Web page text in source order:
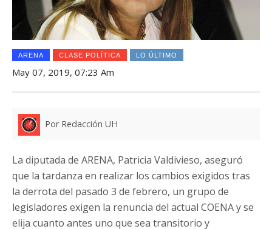
ARENA CLASE POLÍTICA LO ÚLTIMO
May 07, 2019, 07:23 Am
Por Redacción UH
La diputada de ARENA, Patricia Valdivieso, aseguró
que la tardanza en realizar los cambios exigidos tras
la derrota del pasado 3 de febrero, un grupo de
legisladores exigen la renuncia del actual COENA y se
elija cuanto antes uno que sea transitorio y